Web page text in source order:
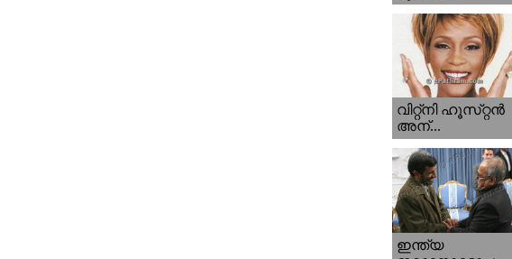
വിറ്റ്‌നി ഹൂസ്‌റ്റന്‍
അന്...
ഇന്ത്യ